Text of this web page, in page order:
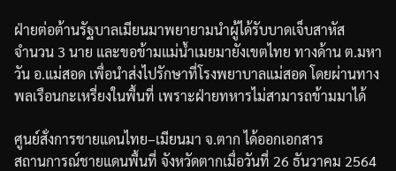
ฝ่ายต่อต้านรัฐบาลเมียนมาพยายามนำผู้ได้รับบาดเจ็บสาหัส
จำนวน 3 นาย และขอข้ามแม่น้ำเมยมายังเขตไทย ทางด้านต.มหา
วันอ.แม่สอด เพื่อนำส่งไปรักษาที่โรงพยาบาลแม่สอดโดยผ่านทาง
พลเรือนกะเหรี่ยงในพื้นที่ เพราะฝ่ายทหารไม่สามารถข้ามมาได้
ศูนย์สั่งการชายแดนไทย–เมียนมา จ.ตาก ได้ออกเอกสาร
สถานการณ์ชายแดนพื้นที่ จังหวัดตากเมื่อวันที่ 26 ธันวาคม 2564